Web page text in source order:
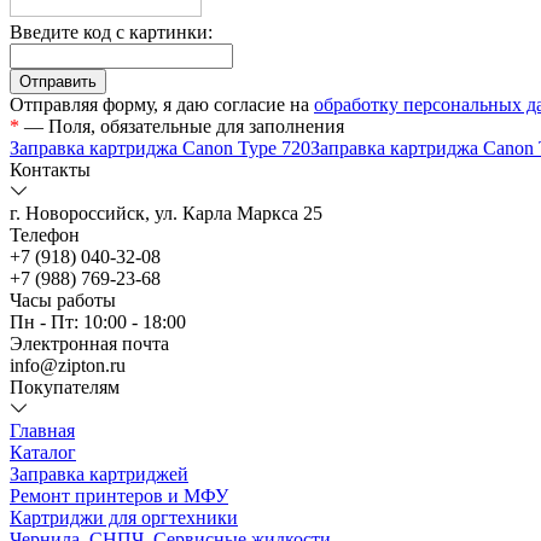
Введите код с картинки:
Отправляя форму, я даю согласие на обработку персональных
* — Поля, обязательные для заполнения
Заправка картриджа Canon Type 720Заправка картриджа Canon
Контакты
г. Новороссийск, ул. Карла Маркса 25
Телефон
+7 (918) 040-32-08
+7 (988) 769-23-68
Часы работы
Пн - Пт: 10:00 - 18:00
Электронная почта
info@zipton.ru
Покупателям
Главная
Каталог
Заправка картриджей
Ремонт принтеров и МФУ
Картриджи для оргтехники